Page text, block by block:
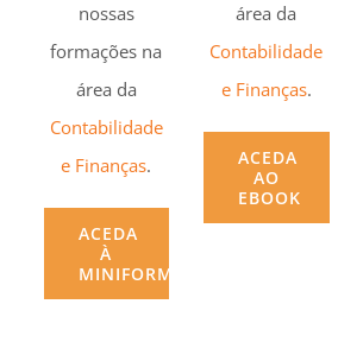
nossas
formações na
área da
Contabilidade
e Finanças.
ACEDA
À
MINIFORMAÇÃO
área da
Contabilidade
e Finanças.
ACEDA
AO
EBOOK